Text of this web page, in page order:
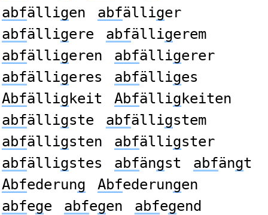
abfälligen abfälliger
abfälligere abfälligerem
abfälligeren abfälligerer
abfälligeres abfälliges
Abfällig keit Abfällig keiten
abfälligste abfälligstem
abfälligsten abfälligster
abfälligstes abfängst abfängt
Abfederung Abfederungen
abfege abfegen abfegend